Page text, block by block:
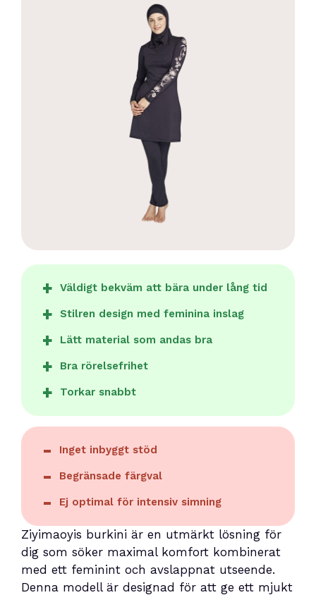
Väldigt bekväm att bära under lång tid
Stilren design med feminina inslag
Lätt material som andas bra
Bra rörelsefrihet
Torkar snabbt
Inget inbyggt stöd
Begränsade färgval
Ej optimal för intensiv simning
Ziyimaoyis burkini är en utmärkt lösning för
dig som söker maximal komfort kombinerat
med ett feminint och avslappnat utseende.
Denna modell är designad för att ge ett mjukt